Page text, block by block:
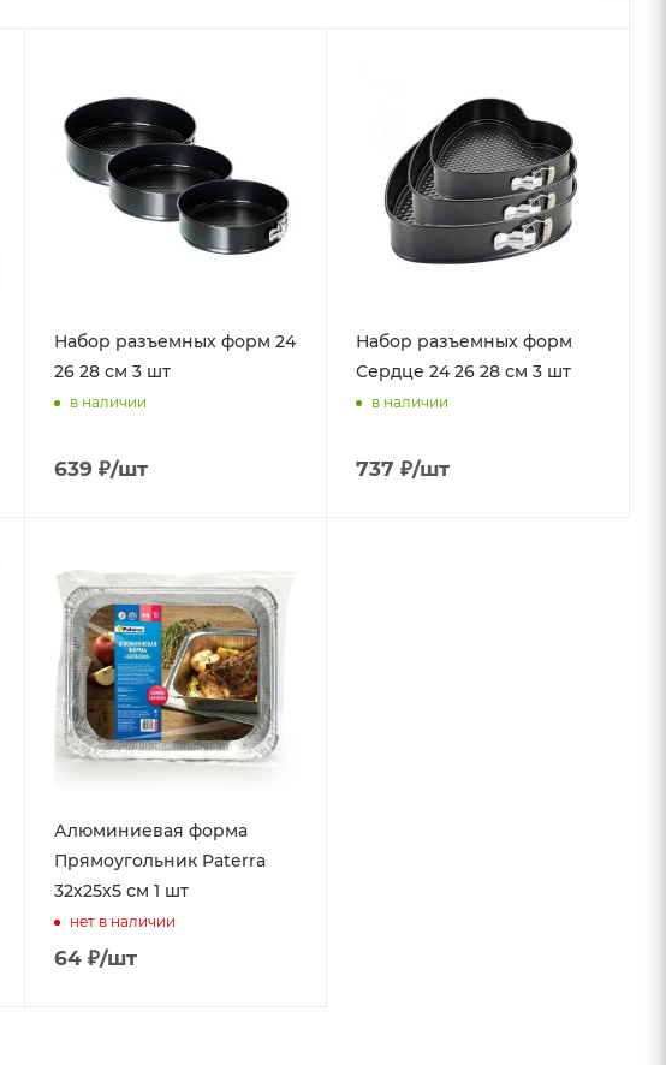
Набор разъемных форм 24
26 28 см 3 шт
в наличии
639 ₽/шт
Набор разъемных форм
Сердце 24 26 28 см 3 шт
в наличии
737 ₽/шт
Алюминиевая форма
Прямоугольник Paterra
32х25х5 см 1 шт
нет в наличии
64₽/шт